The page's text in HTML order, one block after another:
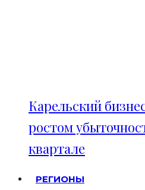
Карельский
ростом
квартале
РЕГИОНЫ